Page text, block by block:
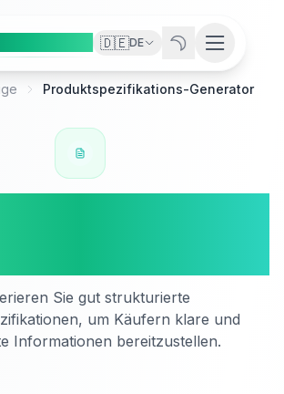
🇩🇪DE
Produktspezifikations-Generator
Sie gut strukturierte
um Käufern klare und
Informationen bereitzustellen.